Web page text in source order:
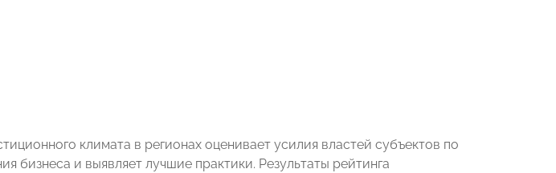
климата в регионах оценивает усилия властей субъектов по
бизнеса и выявляет лучшие практики. Результаты рейтинга